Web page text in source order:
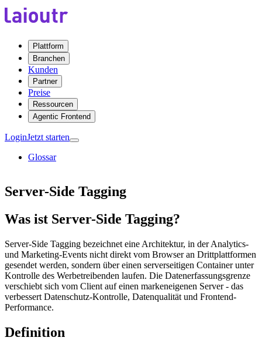
Plattform
Branchen
Kunden
Partner
Preise
Ressourcen
Agentic Frontend
LoginJetzt starten
Glossar
Server-Side Tagging
Was ist Server-Side Tagging?
Server-Side Tagging bezeichnet eine Architektur, in der Analytics-
und Marketing-Events nicht direkt vom Browser an Drittplattformen
gesendet werden, sondern über einen serverseitigen Container unter
Kontrolle des Werbetreibenden laufen. Die Datenerfassungsgrenze
verschiebt sich vom Client auf einen markeneigenen Server - das
verbessert Datenschutz-Kontrolle, Datenqualität und Frontend-
Performance.
Definition